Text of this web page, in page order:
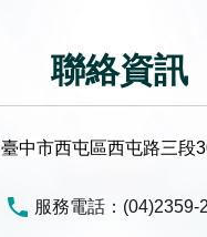
聯絡資訊
臺中市西屯區西屯路三段
服務電話：(04)2359-